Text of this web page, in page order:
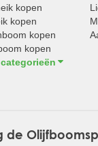
kopen
kopen
kopen
kopen
de